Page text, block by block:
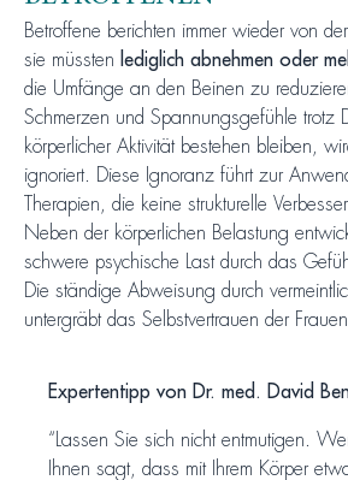
Betroffene berichten immer wieder von der
sie müssten lediglich abnehmen oder
die Umfänge an den Beinen zu
Schmerzen und Spannungsgefühle trotz
körperlicher Aktivität bestehen bleiben,
ignoriert. Diese Ignoranz führt zur
Therapien, die keine strukturelle
Neben der körperlichen Belastung
schwere psychische Last durch das
Die ständige Abweisung durch
untergräbt das Selbstvertrauen der
Expertentipp von Dr. med. David
“Lassen Sie sich nicht entmutigen.
Ihnen sagt, dass mit Ihrem Körper